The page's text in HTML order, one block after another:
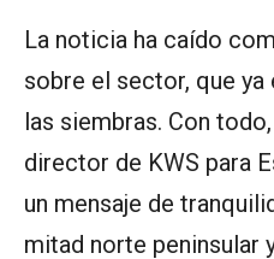
La noticia ha caído
sobre el sector, que
las siembras. Con todo,
director de KWS para
un mensaje de
mitad norte peninsular